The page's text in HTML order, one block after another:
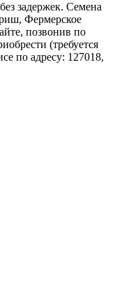
задержек. Семена
Фермерское
позвонив по
(требуется
по адресу: 127018,